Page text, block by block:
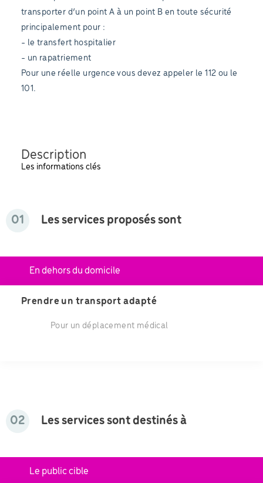
transporter d’un point A à un point B en toute sécurité
principalement pour :
- le transfert hospitalier
- un rapatriement
Pour une réelle urgence vous devez appeler le 112 ou le
101.
Description
Les informations clés
01 Les services proposés sont
En dehors du domicile
Prendre un transport adapté
Pour un déplacement médical
02 Les services sont destinés à
Le public cible